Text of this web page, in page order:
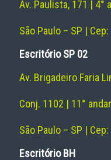
Av. Paulista, 171 | 4°
São Paulo – SP |
Escritório SP 02
Av. Brigadeiro Faria
Conj. 1102 | 11°
São Paulo – SP |
Escritório BH